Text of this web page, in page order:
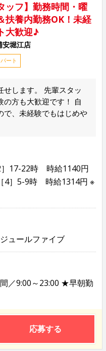
ッフ】勤務時間・曜
扶養内勤務OK！未経
大歓迎♪
堀江店
パート
せします。 先輩スタッ
の方も大歓迎です！ 自
で、未経験でもはじめや
17-22時 時給1140円
4］5-9時 時給1314円 ※
ュールファイブ
／9:00～23:00 ★早朝勤
応募する